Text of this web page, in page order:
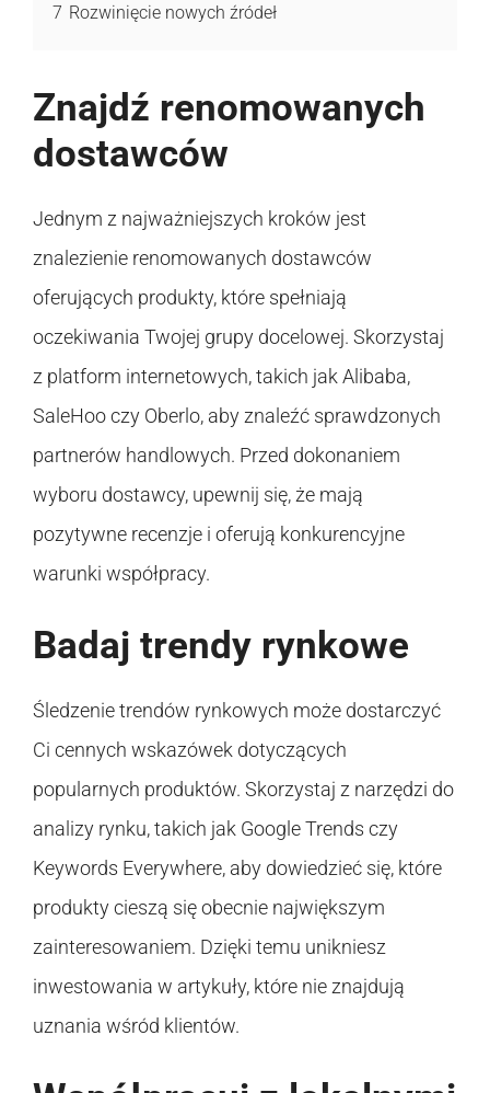
7 Rozwinięcie nowych źródeł
Znajdź renomowanych
dostawców
Jednym z najważniejszych kroków jest
znalezienie renomowanych dostawców
oferujących produkty, które spełniają
oczekiwania Twojej grupy docelowej. Skorzystaj
z platform internetowych, takich jak Alibaba,
SaleHoo czy Oberlo, aby znaleźć sprawdzonych
partnerów handlowych. Przed dokonaniem
wyboru dostawcy, upewnij się, że mają
pozytywne recenzje i oferują konkurencyjne
warunki współpracy.
Badaj trendy rynkowe
Śledzenie trendów rynkowych może dostarczyć
Ci cennych wskazówek dotyczących
popularnych produktów. Skorzystaj z narzędzi do
analizy rynku, takich jak Google Trends czy
Keywords Everywhere, aby dowiedzieć się, które
produkty cieszą się obecnie największym
zainteresowaniem. Dzięki temu unikniesz
inwestowania w artykuły, które nie znajdują
uznania wśród klientów.